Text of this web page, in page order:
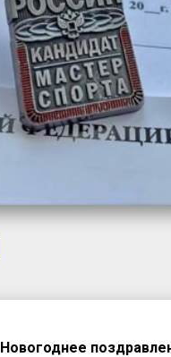
Новогоднее